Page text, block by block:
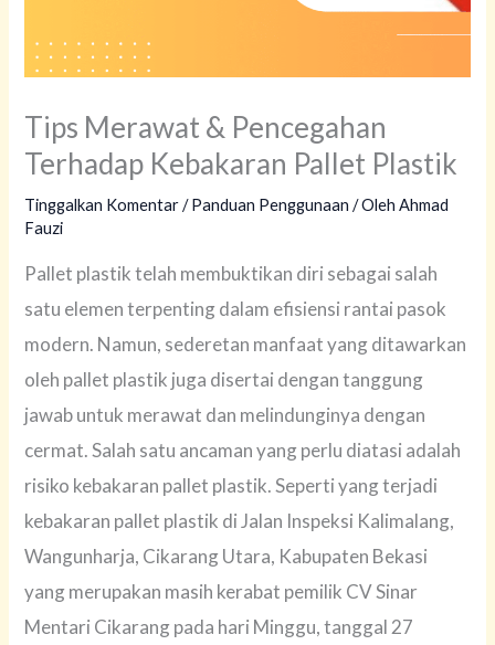
Tips Merawat & Pencegahan
Terhadap Kebakaran Pallet Plastik
Tinggalkan Komentar / Panduan Penggunaan / OlehAhmad
Fauzi
Pallet plastik telah membuktikan diri sebagai salah
satu elemen terpenting dalam efisiensi rantai pasok
modern. Namun, sederetan manfaat yang ditawarkan
oleh pallet plastik juga disertai dengan tanggung
jawab untuk merawat dan melindunginya dengan
cermat. Salah satu ancaman yang perlu diatasi adalah
risiko kebakaran pallet plastik. Seperti yang terjadi
kebakaran pallet plastik di Jalan Inspeksi Kalimalang,
Wangunharja, Cikarang Utara, Kabupaten Bekasi
yang merupakan masih kerabat pemilik CV Sinar
Mentari Cikarang pada hari Minggu, tanggal 27